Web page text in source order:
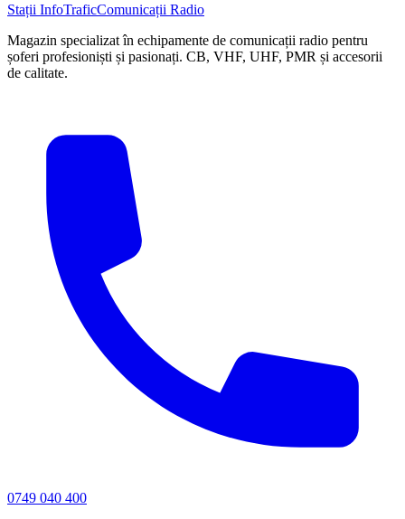
Stații InfoTraficComunicații Radio
Magazin specializat în echipamente de comunicații radio pentru
șoferi profesioniști și pasionați. CB, VHF, UHF, PMR și accesorii
de calitate.
0749 040 400